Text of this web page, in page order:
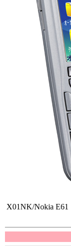
X01NK/Nokia E61